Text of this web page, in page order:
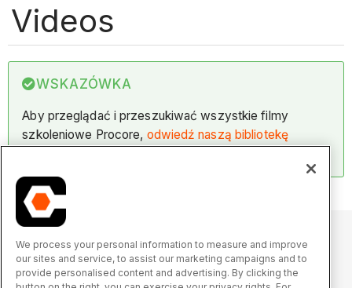
Videos
WSKAZÓWKA
Aby przeglądać i przeszukiwać wszystkie filmy
szkoleniowe Procore, odwiedź naszą bibliotekę
© 2025 Procore Technologies, Inc.
We process your personal information to measure and improve
our sites and service, to assist our marketing campaigns and to
provide personalised content and advertising. By clicking the